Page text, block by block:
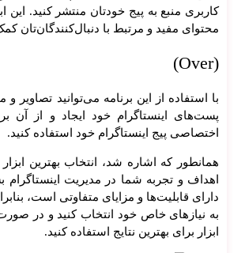
کاربری منبع به پیج خودتان منتشر کنید. این
محتوای مفید و مرتبط با دنبال‌کنندگان‌تان
(Over)
با استفاده از این برنامه می‌توانید تصاویر
پست‌های اینستاگرام خود ایجاد و از آن
اختصاصی پیج اینستاگرام خود استفاده کنید.
همانطور که اشاره شد، انتخاب بهترین ابزار
اهداف و تجربه شما در مدیریت اینستاگرام
دارای قابلیت‌ها و مزایای متفاوتی است،
به نیازهای خاص خود انتخاب کنید و در
ابزار برای بهترین نتایج استفاده کنید.